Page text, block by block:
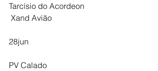
Tarcísio do Acordeon
Xand Avião
28jun
PV Calado